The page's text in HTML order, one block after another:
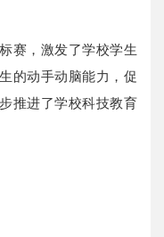
，激发了学校学生
的动手动脑能力，促
推进了学校科技教育